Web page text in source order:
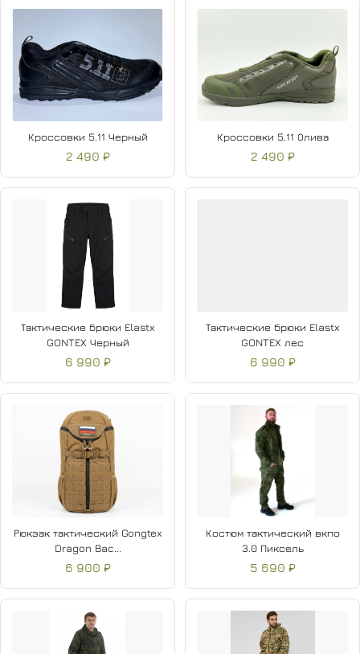
Кроссовки 5.11 Черный
2 490 ₽
Кроссовки 5.11 Олива
2 490 ₽
Тактические брюки Elastx
GONTEX Черный
6 990 ₽
Тактические брюки Elastx
GONTEX лес
6 990 ₽
Рюкзак тактический Gongtex
Dragon Bac...
6 900 ₽
Костюм тактический вкпо
3.0 Пиксель
5 690 ₽